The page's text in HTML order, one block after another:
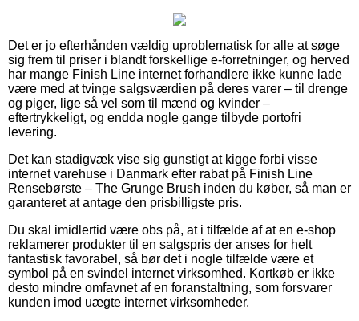
Det er jo efterhånden vældig uproblematisk for alle at søge
sig frem til priser i blandt forskellige e-forretninger, og herved
har mange Finish Line internet forhandlere ikke kunne lade
være med at tvinge salgsværdien på deres varer – til drenge
og piger, lige så vel som til mænd og kvinder –
eftertrykkeligt, og endda nogle gange tilbyde portofri
levering.
Det kan stadigvæk vise sig gunstigt at kigge forbi visse
internet varehuse i Danmark efter rabat på Finish Line
Rensebørste – The Grunge Brush inden du køber, så man er
garanteret at antage den prisbilligste pris.
Du skal imidlertid være obs på, at i tilfælde af at en e-shop
reklamerer produkter til en salgspris der anses for helt
fantastisk favorabel, så bør det i nogle tilfælde være et
symbol på en svindel internet virksomhed. Kortkøb er ikke
desto mindre omfavnet af en foranstaltning, som forsvarer
kunden imod uægte internet virksomheder.